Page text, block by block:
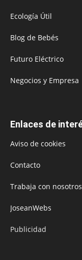
Ecología Útil
Blog de Bebés
Futuro Eléctrico
Negocios y Empresa
Enlaces de
Aviso de cookies
Contacto
Trabaja con nosotros
JoseanWebs
Publicidad